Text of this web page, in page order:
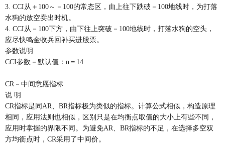
3. CCI从＋100～－100的常态区，由上往下跌破－100地线时，为打落
水狗的放空卖出时机。
4. CCI从－100下方，由下往上突破－100地线时，打落水狗的空头，
应尽快鸣金收兵回补买进股票。
参数说明
CCI参数－默认值：n＝14
CR－中间意愿指标
说 明
CR指标是同AR、BR指标极为类似的指标。计算公式相似，构造原理
相同，应用法则也相似，区别只是在均衡点取值的大小上有些不同，
应用时掌握的界限不同。为避免AR、BR指标的不足，在选择多空双
方均衡点时，CR采用了中间价。